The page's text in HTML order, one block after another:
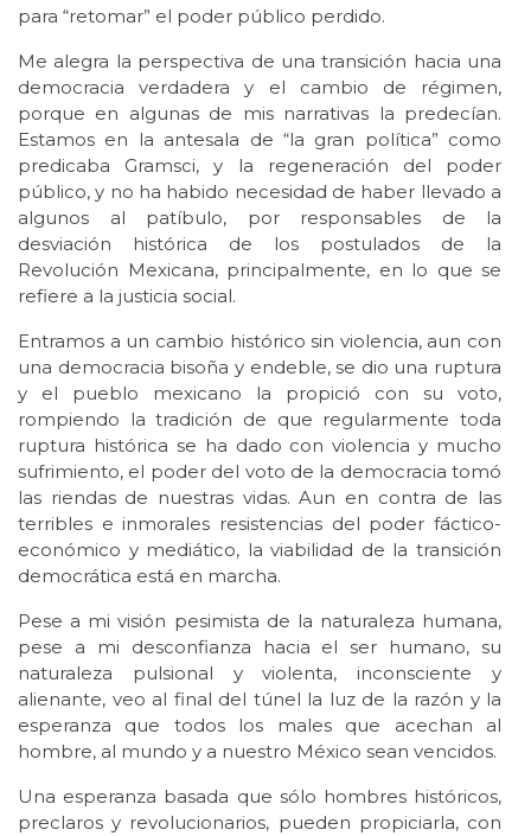
para “retomar” el poder público perdido.
Me alegra la perspectiva de una transición hacia una
democracia verdadera y el cambio de régimen,
porque en algunas de mis narrativas la predecían.
Estamos en la antesala de “la gran política” como
predicaba Gramsci, y la regeneración del poder
público, y no ha habido necesidad de haber llevado a
algunos al patíbulo, por responsables de la
desviación histórica de los postulados de la
Revolución Mexicana, principalmente, en lo que se
refiere a la justicia social.
Entramos a un cambio histórico sin violencia, aun con
una democracia bisoña y endeble, se dio una ruptura
y el pueblo mexicano la propició con su voto,
rompiendo la tradición de que regularmente toda
ruptura histórica se ha dado con violencia y mucho
sufrimiento, el poder del voto de la democracia tomó
las riendas de nuestras vidas. Aun en contra de las
terribles e inmorales resistencias del poder fáctico-
económico y mediático, la viabilidad de la transición
democrática está en marcha.
Pese a mi visión pesimista de la naturaleza humana,
pese a mi desconfianza hacia el ser humano, su
naturaleza pulsional y violenta, inconsciente y
alienante, veo al final del túnel la luz de la razón y la
esperanza que todos los males que acechan al
hombre, al mundo y a nuestro México sean vencidos.
Una esperanza basada que sólo hombres históricos,
preclaros y revolucionarios, pueden propiciarla, con